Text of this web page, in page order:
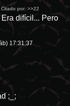
Citado por:>>22
difícil... Pero
17:31:37
;_;